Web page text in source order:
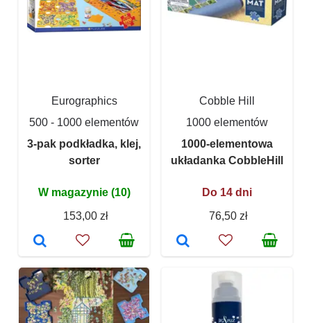
Eurographics
500 - 1000 elementów
3-pak podkładka, klej,
sorter
W magazynie (10)
153,00 zł
Cobble Hill
1000 elementów
1000-elementowa
układanka CobbleHill
Do 14 dni
76,50 zł